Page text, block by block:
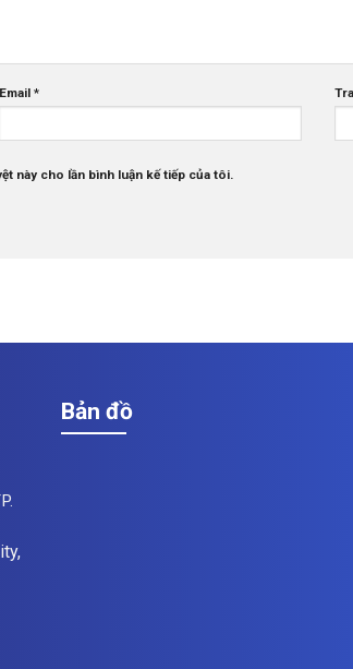
Email *
này cho lần bình luận kế tiếp của tôi.
Bản đồ